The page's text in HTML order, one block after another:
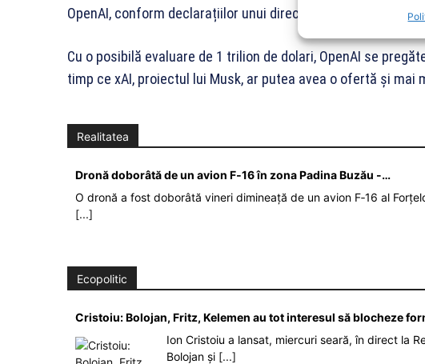
OpenAI, conform declarațiilor unui director al companiei.
Cu o posibilă evaluare de 1 trilion de dolari, OpenAI se
timp ce xAI, proiectul lui Musk, ar putea avea o ofertă și mai
Realitatea
Dronă doborâtă de un avion F‑16 în zona Padina Buzău -…
O dronă a fost doborâtă vineri dimineață de un avion F‑16 al
[...]
Ecopolitic
Cristoiu: Bolojan, Fritz, Kelemen au tot interesul să blocheze
Ion Cristoiu a lansat, miercuri seară, în direct la
Bolojan și [...]